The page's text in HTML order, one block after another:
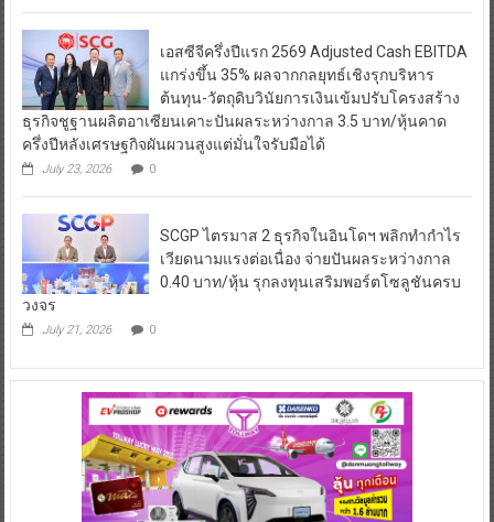
เอสซีจีครึ่งปีแรก 2569 Adjusted Cash EBITDA
แกร่งขึ้น 35% ผลจากกลยุทธ์เชิงรุกบริหาร
ต้นทุน-วัตถุดิบวินัยการเงินเข้มปรับโครงสร้าง
ธุรกิจชูฐานผลิตอาเซียนเคาะปันผลระหว่างกาล 3.5 บาท/หุ้นคาด
ครึ่งปีหลังเศรษฐกิจผันผวนสูงแต่มั่นใจรับมือได้
July 23, 2026 0
SCGP ไตรมาส 2 ธุรกิจในอินโดฯ พลิกทำกำไร
เวียดนามแรงต่อเนื่อง จ่ายปันผลระหว่างกาล
0.40 บาท/หุ้น รุกลงทุนเสริมพอร์ตโซลูชันครบ
วงจร
July 21, 2026 0